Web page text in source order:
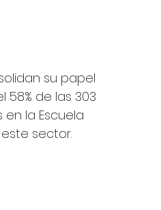
su papel
de las 303
la Escuela
sector.